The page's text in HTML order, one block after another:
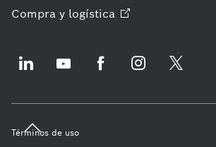
Compra y logística
Términos de uso